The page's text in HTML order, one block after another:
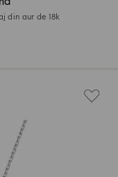
din aur de 18k